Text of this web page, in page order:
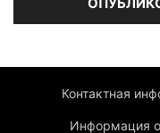
Контактная
Информация о